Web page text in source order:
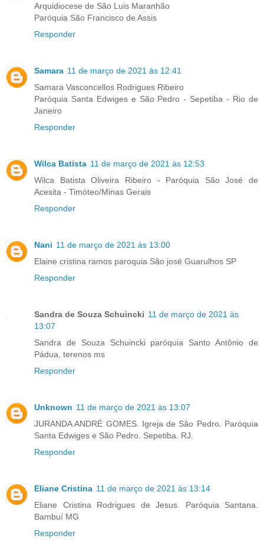
Arquidiocese de São Luis Maranhão
Paróquia São Francisco de Assis
Responder
Samara 11 de março de 2021 às 12:41
Samara Vasconcellos Rodrigues Ribeiro
Paróquia Santa Edwiges e São Pedro - Sepetiba - Rio de
Janeiro
Responder
Wilca Batista 11 de março de 2021 às 12:53
Wilca Batista Oliveira Ribeiro - Paróquia São José de
Acesita - Timóteo/Minas Gerais
Responder
Nani 11 de março de 2021 às 13:00
Elaine cristina ramos paroquia São josé Guarulhos SP
Responder
Sandra de Souza Schuincki 11 de março de 2021 às
13:07
Sandra de Souza Schuincki paróquia Santo Antônio de
Pádua, terenos ms
Responder
Unknown 11 de março de 2021 às 13:07
JURANDA ANDRÉ GOMES. Igreja de São Pedro. Paróquia
Santa Edwiges e São Pedro. Sepetiba. RJ.
Responder
Eliane Cristina 11 de março de 2021 às 13:14
Eliane Cristina Rodrigues de Jesus. Paróquia Santana.
Bambuí MG
Responder